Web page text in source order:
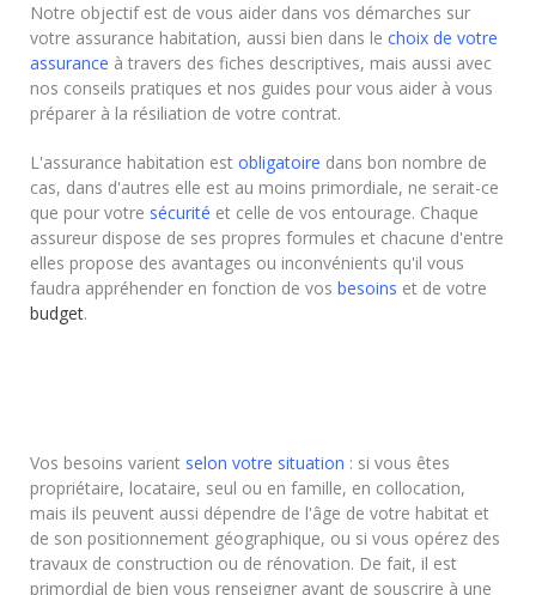
Notre objectif est de vous aider dans vos démarches sur
votre assurance habitation, aussi bien dans le choix de votre
assurance à travers des fiches descriptives, mais aussi avec
nos conseils pratiques et nos guides pour vous aider à vous
préparer à la résiliation de votre contrat.
L'assurance habitation est obligatoire dans bon nombre de
cas, dans d'autres elle est au moins primordiale, ne serait-ce
que pour votre sécurité et celle de vos entourage. Chaque
assureur dispose de ses propres formules et chacune d'entre
elles propose des avantages ou inconvénients qu'il vous
faudra appréhender en fonction de vos besoins et de votre
budget.
Vos besoins varient selon votre situation : si vous êtes
propriétaire, locataire, seul ou en famille, en collocation,
mais ils peuvent aussi dépendre de l'âge de votre habitat et
de son positionnement géographique, ou si vous opérez des
travaux de construction ou de rénovation. De fait, il est
primordial de bien vous renseigner avant de souscrire à une